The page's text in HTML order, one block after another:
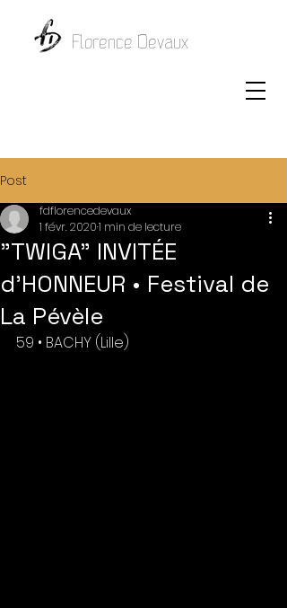
Florence Devaux
Post
"TWIGA" INVITÉE
d'HONNEUR • Festival de
La Pévèle
fdflorencedevaux
1 févr. 20201 min de lecture
59 • BACHY (Lille)